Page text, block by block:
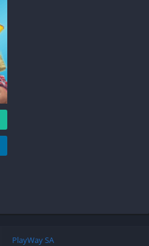
PlayWay SA